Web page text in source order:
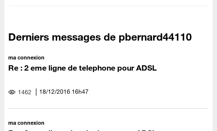
Derniers messages de pbernard44110
ma connexion
Re : 2 eme ligne de telephone pour ADSL
1462 ‎18/12/2016 16h47
ma connexion